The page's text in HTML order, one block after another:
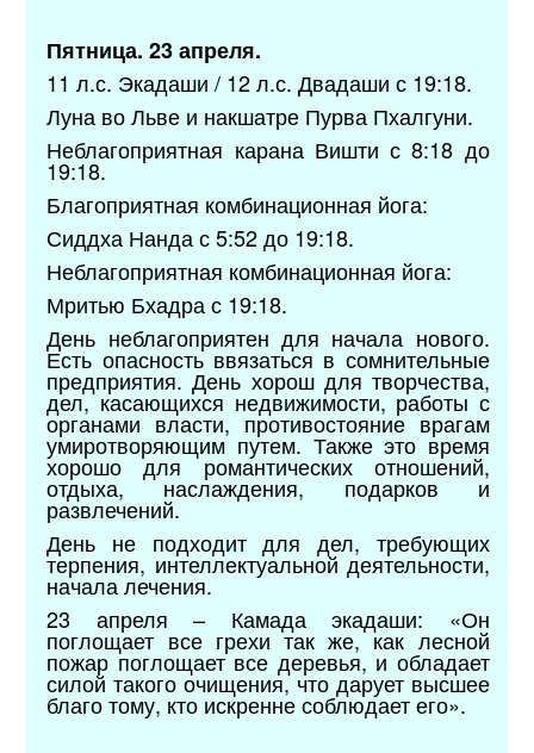
Пятница. 23 апреля.
11 л.с. Экадаши / 12 л.с. Двадаши с 19:18.
Луна во Льве и накшатре Пурва Пхалгуни.
Неблагоприятная карана Вишти с 8:18 до
19:18.
Благоприятная комбинационная йога:
Сиддха Нанда с 5:52 до 19:18.
Неблагоприятная комбинационная йога:
Мритью Бхадра с 19:18.
День неблагоприятен для начала нового.
Есть опасность ввязаться в сомнительные
предприятия. День хорош для творчества,
дел, касающихся недвижимости, работы с
органами власти, противостояние врагам
умиротворяющим путем. Также это время
хорошо для романтических отношений,
отдыха, наслаждения, подарков и
развлечений.
День не подходит для дел, требующих
терпения, интеллектуальной деятельности,
начала лечения.
23 апреля – Камада экадаши: «Он
поглощает все грехи так же, как лесной
пожар поглощает все деревья, и обладает
силой такого очищения, что дарует высшее
благо тому, кто искренне соблюдает его».